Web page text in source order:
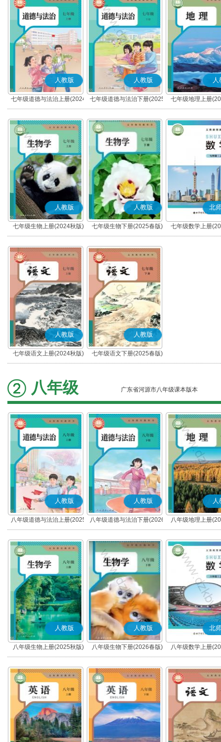
人教版
七年级道德与法治上册(2024
秋版)(部编版)
人教版
七年级道德与法治下册(2025
春版)(部编版)
人
七年级地理上册
人教版
七年级生物上册(2024秋版)
人教版
七年级生物下册(2025春版)
北
七年级数学上册
人教版
七年级语文上册(2024秋版)
(部编版)
人教版
七年级语文下册(2025春版)
(部编版)
八年级 广东省河源市八年级课本版本
人教版
八年级道德与法治上册(2025
秋版)(部编版)
人教版
八年级道德与法治下册(2026
春版)(部编版)
人
八年级地理上册
人教版
八年级生物上册(2025秋版)
人教版
八年级生物下册(2026春版)
北
八年级数学上册